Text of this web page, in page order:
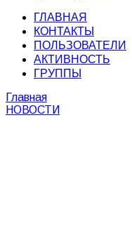
ГЛАВНАЯ
КОНТАКТЫ
ПОЛЬЗОВАТЕЛИ
АКТИВНОСТЬ
ГРУППЫ
Главная
НОВОСТИ